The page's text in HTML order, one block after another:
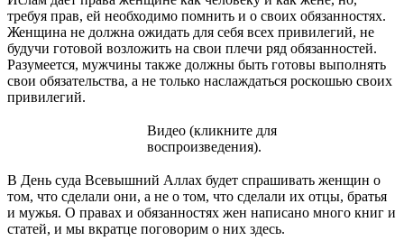
требуя прав, ей необходимо помнить и о своих обязанностях.
Женщина не должна ожидать для себя всех привилегий, не
будучи готовой возложить на свои плечи ряд обязанностей.
Разумеется, мужчины также должны быть готовы выполнять
свои обязательства, а не только наслаждаться роскошью своих
привилегий.
Видео (кликните для
воспроизведения).
В День суда Всевышний Аллах будет спрашивать женщин о
том, что сделали они, а не о том, что сделали их отцы, братья
и мужья. О правах и обязанностях жен написано много книг и
статей, и мы вкратце поговорим о них здесь.